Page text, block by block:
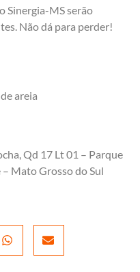
Sinergia-MS serão
Não dá para perder!
areia
Qd 17 Lt 01 – Parque
Mato Grosso do Sul